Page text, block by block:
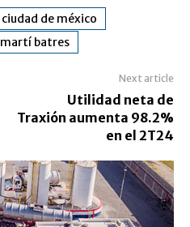
ciudad de méxico
martí batres
Next article
Utilidad neta de
Traxión aumenta 98.2%
en el 2T24